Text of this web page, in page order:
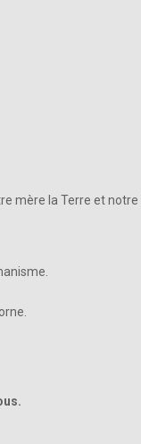
mère la Terre et notre